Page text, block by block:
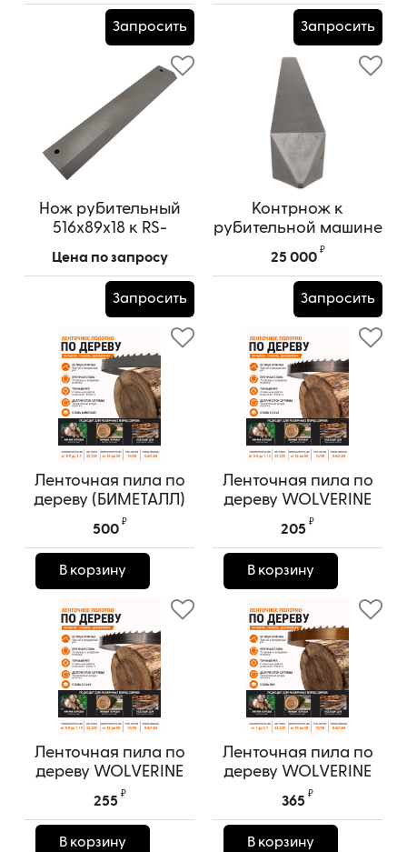
Запросить Запросить
Нож рубительный
516x89x18 к RS-
Цена по запросу
Запросить
Контрнож к
рубительной машине
RS-550 623x50x50
25 000
₽
Запросить
Ленточная пила по
дереву (БИМЕТАЛЛ)
35x0.9 BIMETAL
500
₽
В корзину
Ленточная пила по
дереву WOLVERINE
35x0.9 WOLVERINE
205
₽
В корзину
Ленточная пила по
дереву WOLVERINE
ULTRA
255
₽
В корзину
Ленточная пила по
дереву WOLVERINE
EXPERT
365
₽
В корзину